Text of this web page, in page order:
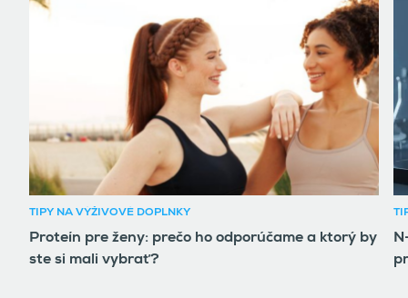
TIPY NA VÝŽIVOVÉ DOPLNKY
Proteín pre ženy: prečo ho odporúčame a ktorý by
ste si mali vybrať?